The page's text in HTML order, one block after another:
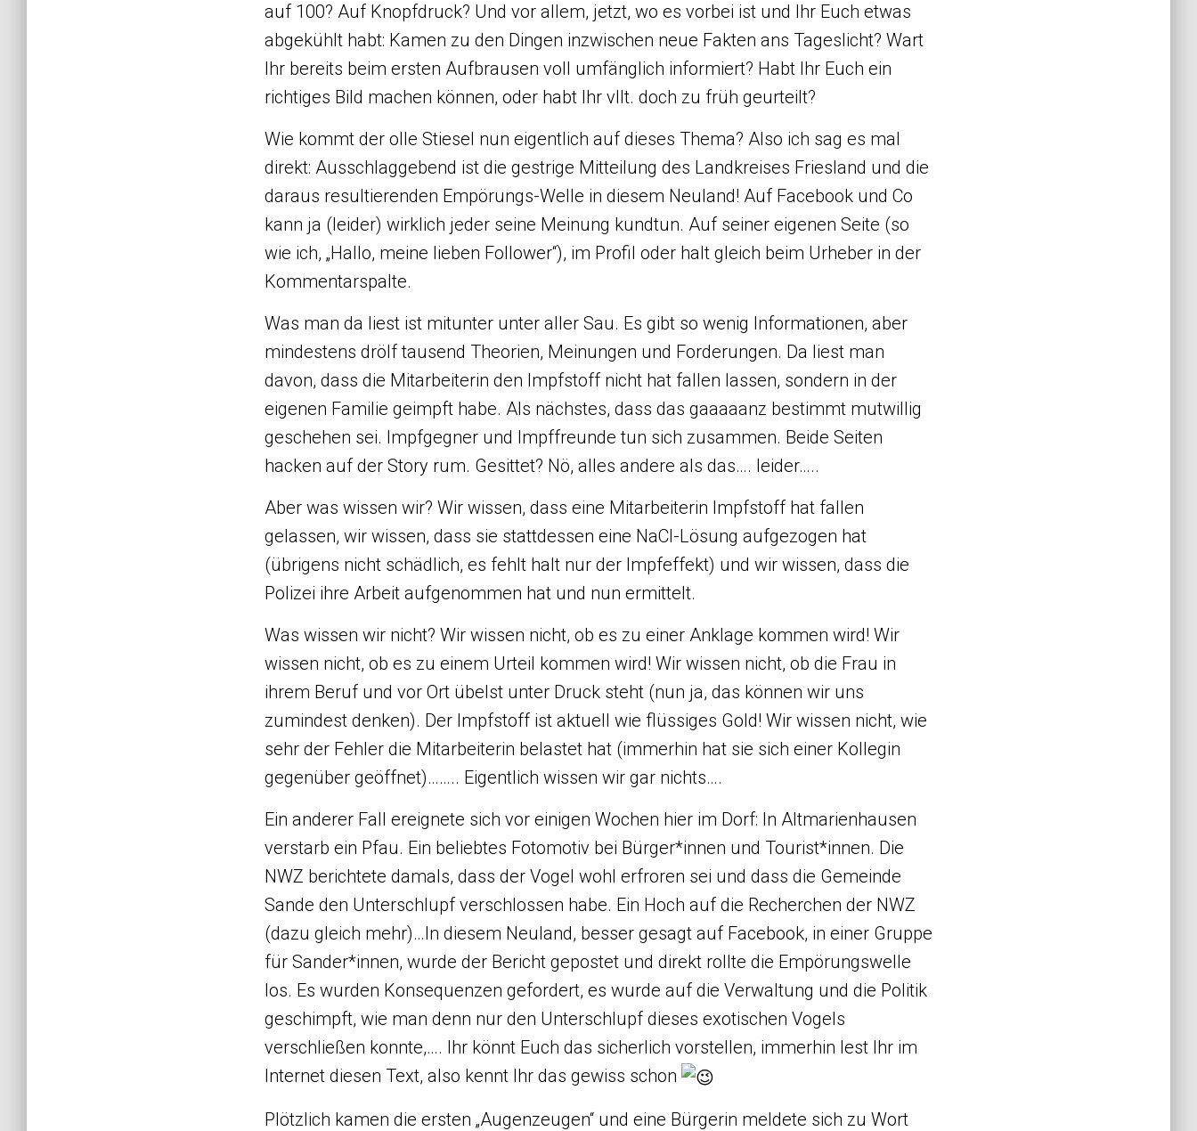
auf 100? Auf Knopfdruck? Und vor allem, jetzt, wo es vorbei ist und Ihr Euch etwas
abgekühlt habt: Kamen zu den Dingen inzwischen neue Fakten ans Tageslicht? Wart
Ihr bereits beim ersten Aufbrausen voll umfänglich informiert? Habt Ihr Euch ein
richtiges Bild machen können, oder habt Ihr vllt. doch zu früh geurteilt?
Wie kommt der olle Stiesel nun eigentlich auf dieses Thema? Also ich sag es mal
direkt: Ausschlaggebend ist die gestrige Mitteilung des Landkreises Friesland und die
daraus resultierenden Empörungs-Welle in diesem Neuland! Auf Facebook und Co
kann ja (leider) wirklich jeder seine Meinung kundtun. Auf seiner eigenen Seite (so
wie ich, „Hallo, meine lieben Follower“), im Profil oder halt gleich beim Urheber in der
Kommentarspalte.
Was man da liest ist mitunter unter aller Sau. Es gibt so wenig Informationen, aber
mindestens drölf tausend Theorien, Meinungen und Forderungen. Da liest man
davon, dass die Mitarbeiterin den Impfstoff nicht hat fallen lassen, sondern in der
eigenen Familie geimpft habe. Als nächstes, dass das gaaaaanz bestimmt mutwillig
geschehen sei. Impfgegner und Impffreunde tun sich zusammen. Beide Seiten
hacken auf der Story rum. Gesittet? Nö, alles andere als das…. leider…..
Aber was wissen wir? Wir wissen, dass eine Mitarbeiterin Impfstoff hat fallen
gelassen, wir wissen, dass sie stattdessen eine NaCl-Lösung aufgezogen hat
(übrigens nicht schädlich, es fehlt halt nur der Impfeffekt) und wir wissen, dass die
Polizei ihre Arbeit aufgenommen hat und nun ermittelt.
Was wissen wir nicht? Wir wissen nicht, ob es zu einer Anklage kommen wird! Wir
wissen nicht, ob es zu einem Urteil kommen wird! Wir wissen nicht, ob die Frau in
ihrem Beruf und vor Ort übelst unter Druck steht (nun ja, das können wir uns
zumindest denken). Der Impfstoff ist aktuell wie flüssiges Gold! Wir wissen nicht, wie
sehr der Fehler die Mitarbeiterin belastet hat (immerhin hat sie sich einer Kollegin
gegenüber geöffnet)…….. Eigentlich wissen wir gar nichts….
Ein anderer Fall ereignete sich vor einigen Wochen hier im Dorf: In Altmarienhausen
verstarb ein Pfau. Ein beliebtes Fotomotiv bei Bürger*innen und Tourist*innen. Die
NWZ berichtete damals, dass der Vogel wohl erfroren sei und dass die Gemeinde
Sande den Unterschlupf verschlossen habe. Ein Hoch auf die Recherchen der NWZ
(dazu gleich mehr)…In diesem Neuland, besser gesagt auf Facebook, in einer Gruppe
für Sander*innen, wurde der Bericht gepostet und direkt rollte die Empörungswelle
los. Es wurden Konsequenzen gefordert, es wurde auf die Verwaltung und die Politik
geschimpft, wie man denn nur den Unterschlupf dieses exotischen Vogels
verschließen konnte,…. Ihr könnt Euch das sicherlich vorstellen, immerhin lest Ihr im
Internet diesen Text, also kennt Ihr das gewiss schon
Plötzlich kamen die ersten „Augenzeugen“ und eine Bürgerin meldete sich zu Wort